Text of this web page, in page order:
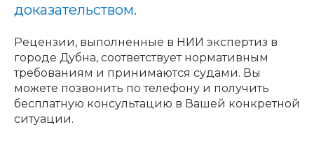
доказательством.
Рецензии, выполненные в НИИ экспертиз в
городе Дубна, соответствует нормативным
требованиям и принимаются судами. Вы
можете позвонить по телефону и получить
бесплатную консультацию в Вашей конкретной
ситуации.